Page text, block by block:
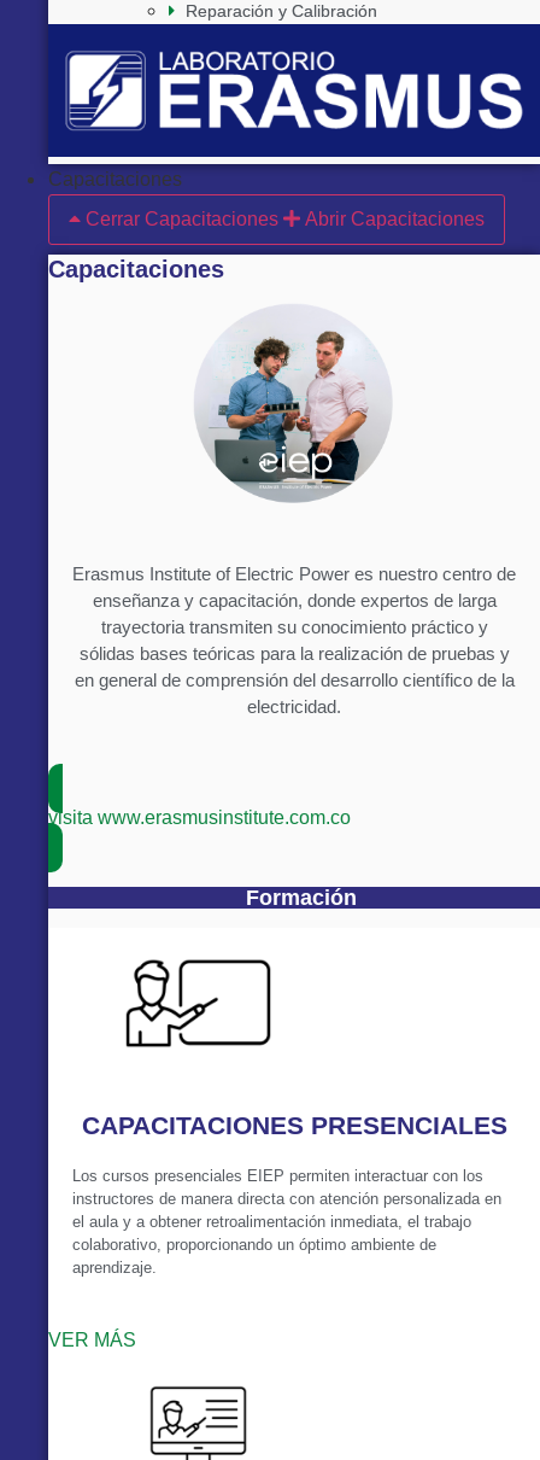
Reparación y Calibración
Capacitaciones
Cerrar Capacitaciones
Abrir Capacitaciones
Capacitaciones
Erasmus Institute of Electric Power es nuestro centro de
enseñanza y capacitación, donde expertos de larga
trayectoria transmiten su conocimiento práctico y
sólidas bases teóricas para la realización de pruebas y
en general de comprensión del desarrollo científico de la
electricidad.
visita www.erasmusinstitute.com.co
Formación
CAPACITACIONES PRESENCIALES
Los cursos presenciales EIEP permiten interactuar con los
instructores de manera directa con atención personalizada en
el aula y a obtener retroalimentación inmediata, el trabajo
colaborativo, proporcionando un óptimo ambiente de
aprendizaje.
VER MÁS